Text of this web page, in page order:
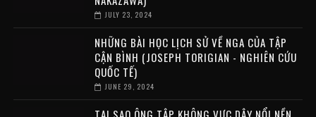
JULY 23, 2024
NHỮNG BÀI HỌC LỊCH SỬ VỀ NGA CỦA TẬP
CẬN BÌNH (JOSEPH TORIGIAN - NGHIÊN CỨU
QUỐC TẾ)
JUNE 29, 2024